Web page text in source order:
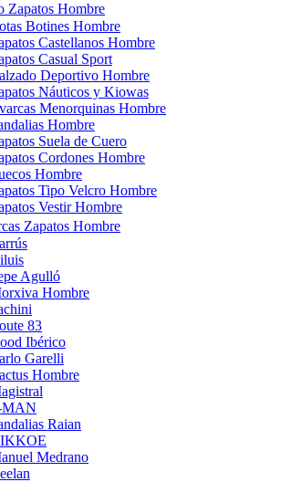
Zapatos Hombre
Botines Hombre
Castellanos Hombre
Casual Sport
Deportivo Hombre
Náuticos y Kiowas
Menorquinas Hombre
Hombre
Suela de Cuero
Cordones Hombre
Hombre
Tipo Velcro Hombre
Vestir Hombre
Zapatos Hombre
Agulló
Hombre
83
Ibérico
Garelli
Hombre
MAN
Raian
Medrano